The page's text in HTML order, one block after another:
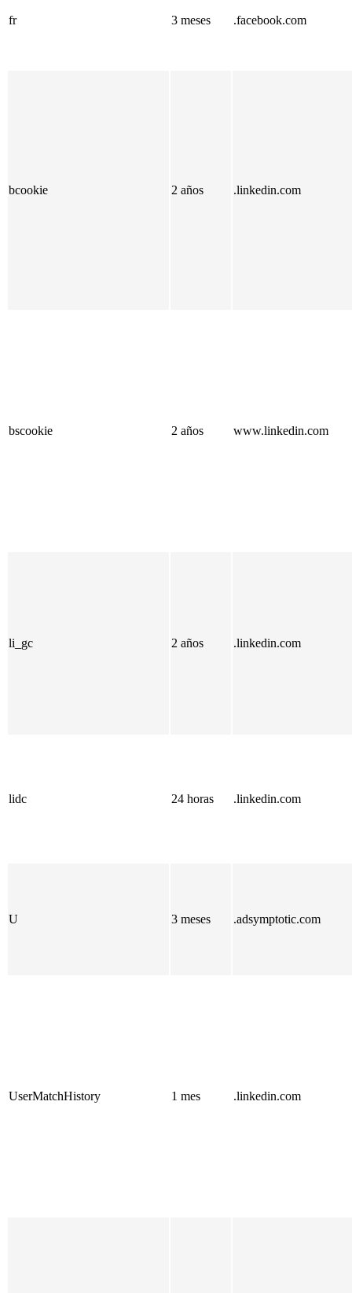
fr 3 meses .facebook.com
bcookie 2 años .linkedin.com
bscookie 2 años www.linkedin.com
li_gc 2 años .linkedin.com
lidc 24 horas .linkedin.com
U 3 meses .adsymptotic.com
UserMatchHistory 1 mes .linkedin.com